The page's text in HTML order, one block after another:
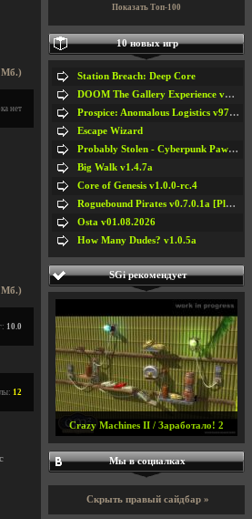
Мб.)
нет
Мб.)
10.0
12
Показать Топ-100
10 новых игр
Station Breach: Deep Core
DOOM The Gallery Experience v1.4.2
Prospice: Anomalous Logistics v97 [Playtest]
Escape Wizard
Probably Stolen - Cyberpunk Pawnshop Simulator v048c [Playtest]
Big Walk v1.4.7a
Core of Genesis v1.0.0-rc.4
Roguebound Pirates v0.7.0.1a [Playtest]
Osta v01.08.2026
How Many Dudes? v1.0.5a
SGi рекомендует
Crazy Machines II / Заработало! 2
Мы в социалках
Скрыть правый сайдбар »